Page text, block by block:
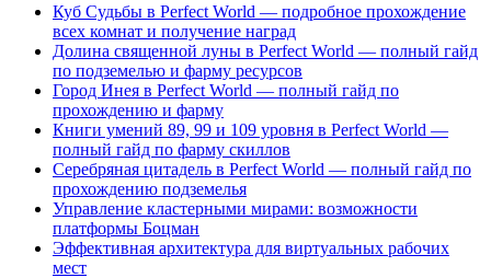
Куб Судьбы в Perfect World — подробное прохождение
всех комнат и получение наград
Долина священной луны в Perfect World — полный гайд
по подземелью и фарму ресурсов
Город Инея в Perfect World — полный гайд по
прохождению и фарму
Книги умений 89, 99 и 109 уровня в Perfect World —
полный гайд по фарму скиллов
Серебряная цитадель в Perfect World — полный гайд по
прохождению подземелья
Управление кластерными мирами: возможности
платформы Боцман
Эффективная архитектура для виртуальных рабочих
мест